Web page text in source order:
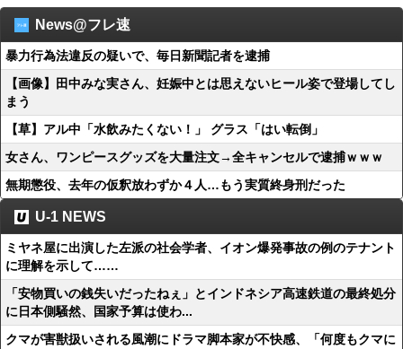
News@フレ速
暴力行為法違反の疑いで、毎日新聞記者を逮捕
【画像】田中みな実さん、妊娠中とは思えないヒール姿で登場してし
まう
【草】アル中「水飲みたくない！」 グラス「はい転倒」
女さん、ワンピースグッズを大量注文→全キャンセルで逮捕ｗｗｗ
無期懲役、去年の仮釈放わずか４人…もう実質終身刑だった
U-1 NEWS
ミヤネ屋に出演した左派の社会学者、イオン爆発事故の例のテナント
に理解を示して……
「安物買いの銭失いだったねぇ」とインドネシア高速鉄道の最終処分
に日本側騒然、国家予算は使わ...
クマが害獣扱いされる風潮にドラマ脚本家が不快感、「何度もクマに